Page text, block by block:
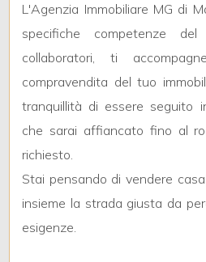
L'Agenzia Immobiliare MG di
specifiche competenze
collaboratori, ti
compravendita del tuo
tranquillità di essere seguito
che sarai affiancato fino al
richiesto.
Stai pensando di vendere
insieme la strada giusta da
esigenze.
2
3
4
5
5+